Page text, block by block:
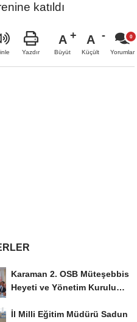
katıldı
Yazdır
A
Büyüt
A
Küçült Yorumlar
Karaman 2. OSB Müteşebbis
Heyeti ve Yönetim Kurulu
İl Milli Eğitim Müdürü Sadun